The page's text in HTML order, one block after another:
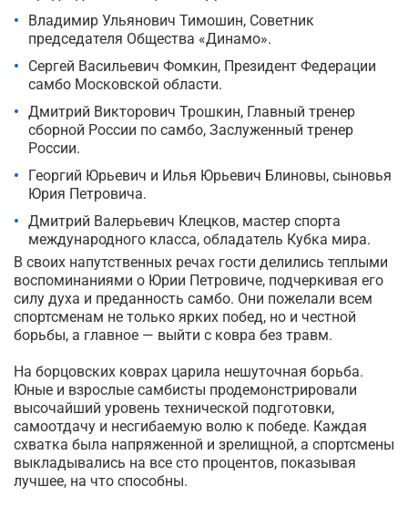
Владимир Ульянович Тимошин, Советник
председателя Общества «Динамо».
Сергей Васильевич Фомкин, Президент Федерации
самбо Московской области.
Дмитрий Викторович Трошкин, Главный тренер
сборной России по самбо, Заслуженный тренер
России.
Георгий Юрьевич и Илья Юрьевич Блиновы, сыновья
Юрия Петровича.
Дмитрий Валерьевич Клецков, мастер спорта
международного класса, обладатель Кубка мира.
В своих напутственных речах гости делились теплыми
воспоминаниями о Юрии Петровиче, подчеркивая его
силу духа и преданность самбо. Они пожелали всем
спортсменам не только ярких побед, но и честной
борьбы, а главное — выйти с ковра без травм.
На борцовских коврах царила нешуточная борьба.
Юные и взрослые самбисты продемонстрировали
высочайший уровень технической подготовки,
самоотдачу и несгибаемую волю к победе. Каждая
схватка была напряженной и зрелищной, а спортсмены
выкладывались на все сто процентов, показывая
лучшее, на что способны.